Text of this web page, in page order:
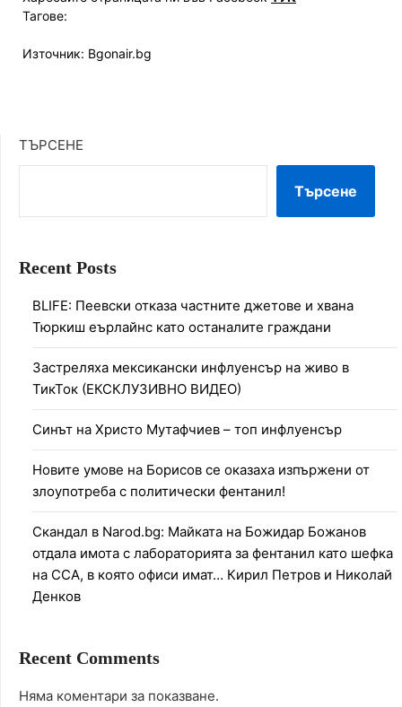
Тагове:
Източник: Bgonair.bg
ТЪРСЕНЕ
Търсене
Recent Posts
BLIFE: Пеевски отказа частните джетове и хвана
Тюркиш еърлайнс като останалите граждани
Застреляха мексикански инфлуенсър на живо в
ТикТок (ЕКСКЛУЗИВНО ВИДЕО)
Синът на Христо Мутафчиев – топ инфлуенсър
Новите умове на Борисов се оказаха изпържени от
злоупотреба с политически фентанил!
Скандал в Narod.bg: Майката на Божидар Божанов
отдала имота с лабораторията за фентанил като шефка
на ССА, в която офиси имат… Кирил Петров и Николай
Денков
Recent Comments
Няма коментари за показване.